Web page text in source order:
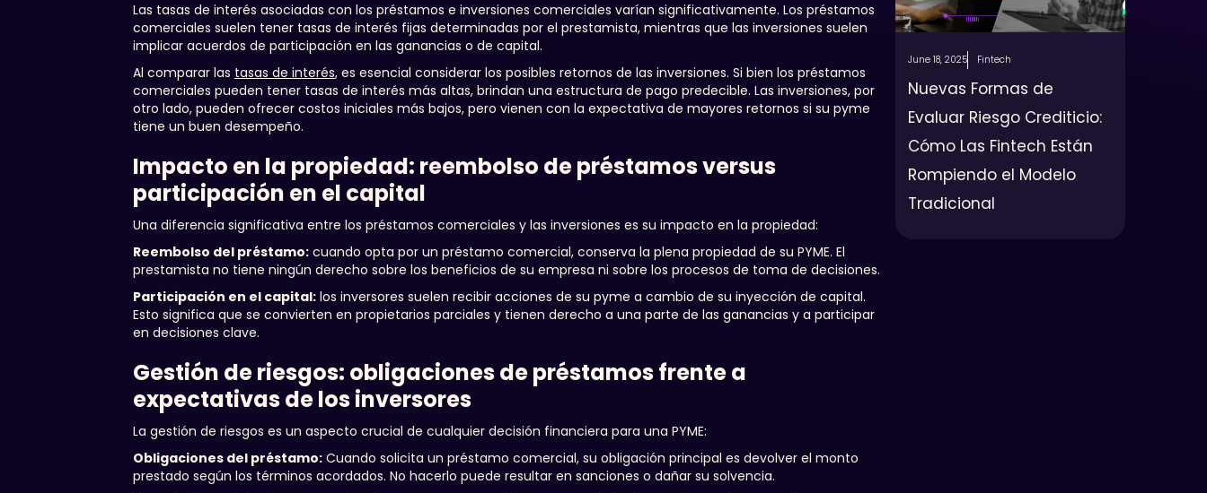
Las tasas de interés asociadas con los préstamos e inversiones comerciales varían significativamente. Los préstamos
comerciales suelen tener tasas de interés fijas determinadas por el prestamista, mientras que las inversiones suelen
implicar acuerdos de participación en las ganancias o de capital.
Al comparar las tasas de interés, es esencial considerar los posibles retornos de las inversiones. Si bien los préstamos
comerciales pueden tener tasas de interés más altas, brindan una estructura de pago predecible. Las inversiones, por
otro lado, pueden ofrecer costos iniciales más bajos, pero vienen con la expectativa de mayores retornos si su pyme
tiene un buen desempeño.
Impacto en la propiedad: reembolso de préstamos versus
participación en el capital
Una diferencia significativa entre los préstamos comerciales y las inversiones es su impacto en la propiedad:
Reembolso del préstamo:cuando opta por un préstamo comercial, conserva la plena propiedad de su PYME. El
prestamista no tiene ningún derecho sobre los beneficios de su empresa ni sobre los procesos de toma de decisiones.
Participación en el capital:los inversores suelen recibir acciones de su pyme a cambio de su inyección de capital.
Esto significa que se convierten en propietarios parciales y tienen derecho a una parte de las ganancias y a participar
en decisiones clave.
Gestión de riesgos: obligaciones de préstamos frente a
expectativas de los inversores
La gestión de riesgos es un aspecto crucial de cualquier decisión financiera para una PYME:
Obligaciones del préstamo:Cuando solicita un préstamo comercial, su obligación principal es devolver el monto
prestado según los términos acordados. No hacerlo puede resultar en sanciones o dañar su solvencia.
June 18, 2025 Fintech
Nuevas Formas de
Evaluar Riesgo Crediticio:
Cómo Las Fintech Están
Rompiendo el Modelo
Tradicional